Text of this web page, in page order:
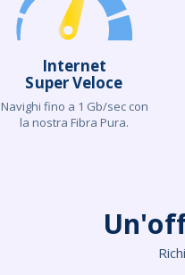
Internet
Super Veloce
Navighi fino a 1 Gb/sec con
la nostra Fibra Pura.